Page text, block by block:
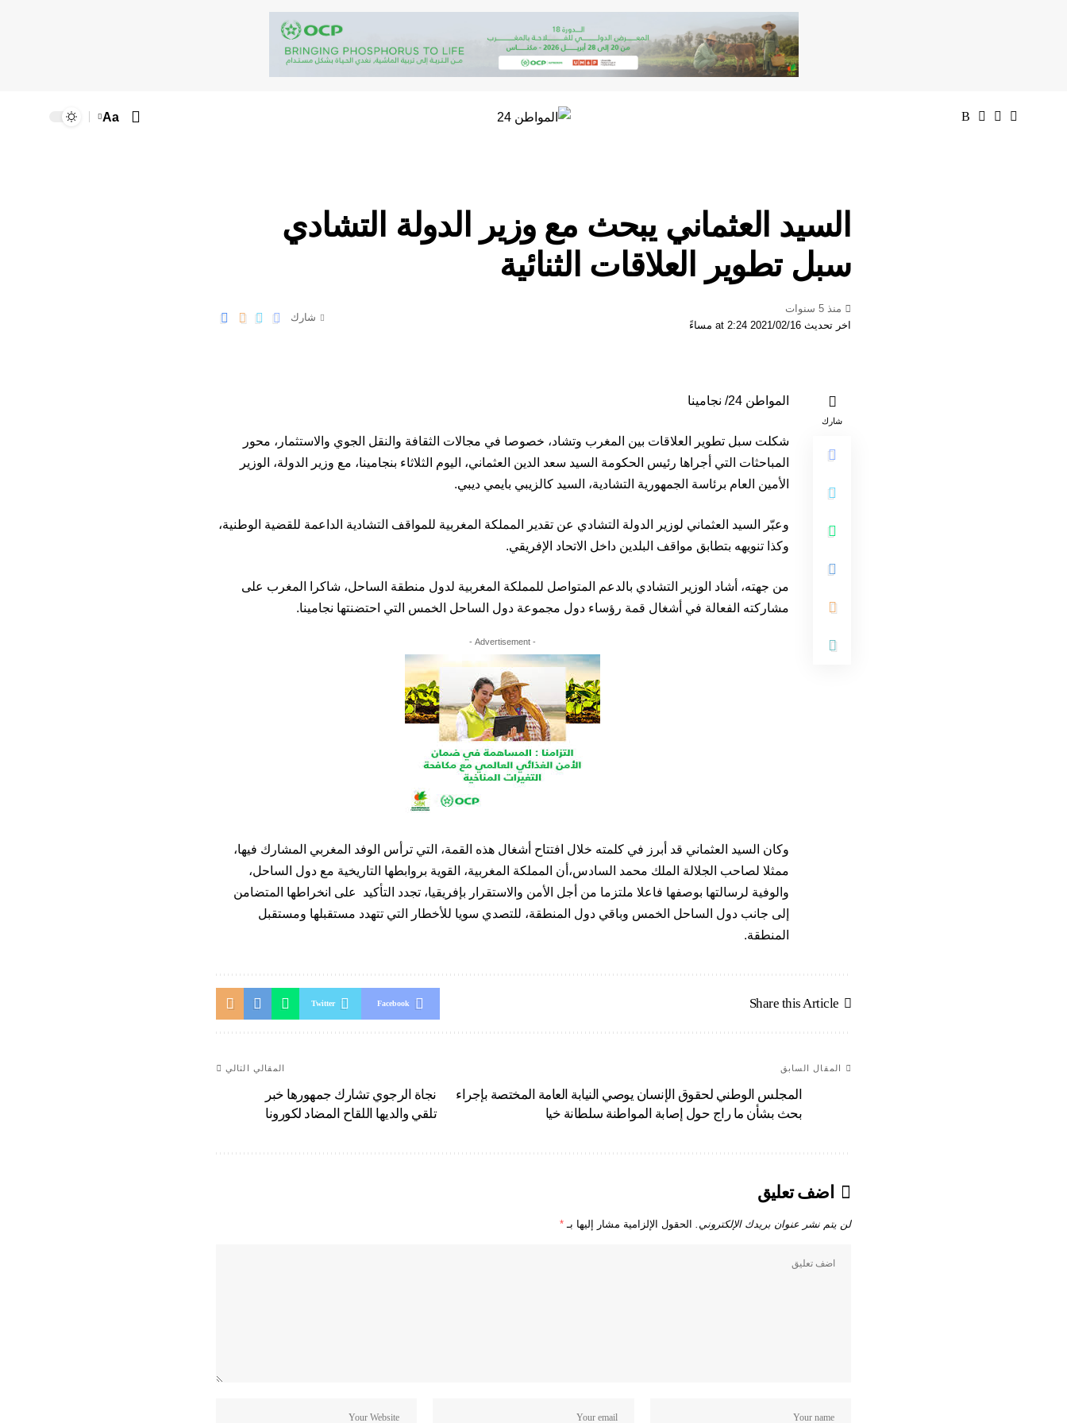
Aa
السيد العثماني يبحث مع وزير الدولة التشادي
سبل تطوير العلاقات الثنائية
اخر تحديث 2021/02/16 at 2:24 مساءً
منذ 5 سنوات
شارك
شارك
المواطن 24/ نجامينا
شكلت سبل تطوير العلاقات بين المغرب وتشاد، خصوصا في مجالات الثقافة والنقل الجوي والاستثمار، محور
المباحثات التي أجراها رئيس الحكومة السيد سعد الدين العثماني، اليوم الثلاثاء بنجامينا، مع وزير الدولة، الوزير
الأمين العام برئاسة الجمهورية التشادية، السيد كالزيبي بايمي ديبي.
وعبّر السيد العثماني لوزير الدولة التشادي عن تقدير المملكة المغربية للمواقف التشادية الداعمة للقضية الوطنية،
وكذا تنويهه بتطابق مواقف البلدين داخل الاتحاد الإفريقي.
من جهته، أشاد الوزير التشادي بالدعم المتواصل للمملكة المغربية لدول منطقة الساحل، شاكرا المغرب على
مشاركته الفعالة في أشغال قمة رؤساء دول مجموعة دول الساحل الخمس التي احتضنتها نجامينا.
- Advertisement -
وكان السيد العثماني قد أبرز في كلمته خلال افتتاح أشغال هذه القمة، التي ترأس الوفد المغربي المشارك فيها،
ممثلا لصاحب الجلالة الملك محمد السادس،أن المملكة المغربية، القوية بروابطها التاريخية مع دول الساحل،
والوفية لرسالتها بوصفها فاعلا ملتزما من أجل الأمن والاستقرار بإفريقيا، تجدد التأكيد على انخراطها المتضامن
إلى جانب دول الساحل الخمس وباقي دول المنطقة، للتصدي سويا للأخطار التي تتهدد مستقبلها ومستقبل
المنطقة.
Share this Article
Facebook
Twitter
المقال السابق
المجلس الوطني لحقوق الإنسان يوصي النيابة العامة المختصة بإجراء
بحث بشأن ما راج حول إصابة المواطنة سلطانة خيا
المقالي التالي
نجاة الرجوي تشارك جمهورها خبر
تلقي والديها اللقاح المضاد لكورونا
اضف تعليق
لن يتم نشر عنوان بريدك الإلكتروني. الحقول الإلزامية مشار إليها بـ *